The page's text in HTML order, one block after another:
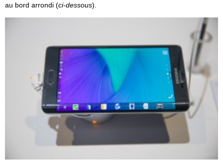
au bord arrondi (ci-dessous).